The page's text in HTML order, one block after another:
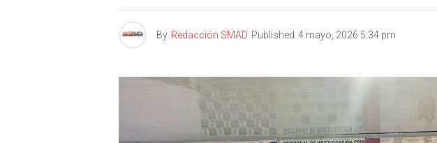
By Redacción SMAD Published 4 mayo, 2026 5:34 pm